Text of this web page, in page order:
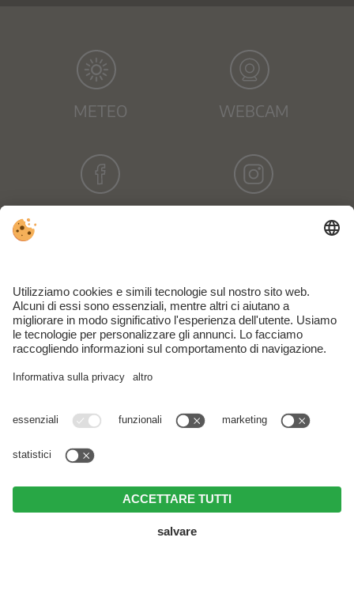
METEO WEBCAM
FACEBOOK INSTAGRAM
NEWSLETTER
Part. IVA IT03017800214 . CIN Alpenblick:
Direttiva privacy.Impostazioni cookie individuali
© Webdesign by